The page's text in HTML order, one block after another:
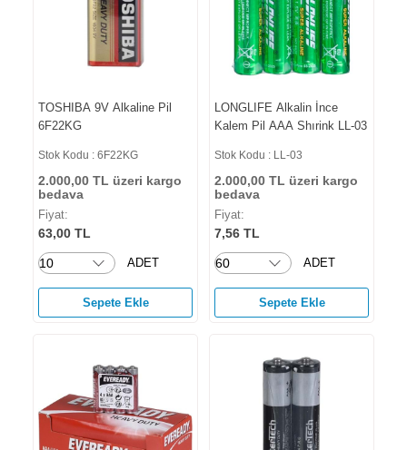
TOSHIBA 9V Alkaline Pil
6F22KG
Stok Kodu : 6F22KG
2.000,00 TL üzeri kargo
bedava
Fiyat:
63,00 TL
ADET
Sepete Ekle
LONGLIFE Alkalin İnce
Kalem Pil AAA Shırink LL-03
Stok Kodu : LL-03
2.000,00 TL üzeri kargo
bedava
Fiyat:
7,56 TL
ADET
Sepete Ekle